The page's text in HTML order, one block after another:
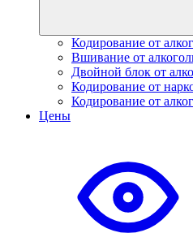
Кодирование от
Вшивание от
Двойной блок от
Кодирование от
Кодирование от
Цены